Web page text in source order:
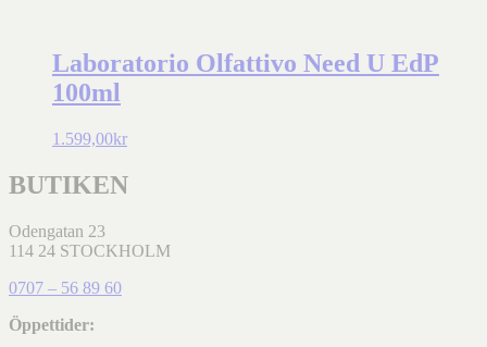
Laboratorio Olfattivo Need U EdP
100ml
1.599,00kr
BUTIKEN
Odengatan 23
114 24 STOCKHOLM
0707 – 56 89 60
Öppettider: